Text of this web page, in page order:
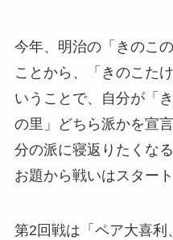
今年、明治の「きのこ
ことから、「きのこた
いうことで、自分が「
の里」どちら派かを宣
分の派に寝返りたくな
お題から戦いはスタート
第2回戦は「ペア大喜